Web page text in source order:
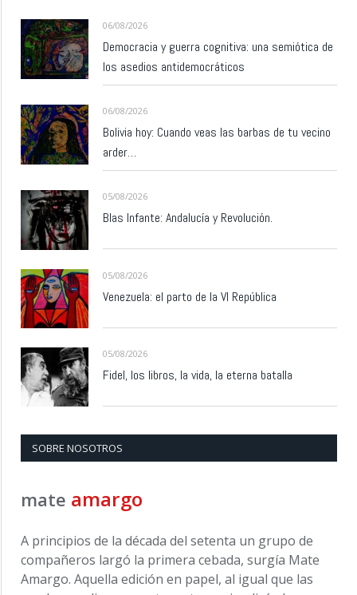
06/08/2026
Democracia y guerra cognitiva: una semiótica de
los asedios antidemocráticos
06/08/2026
Bolivia hoy: Cuando veas las barbas de tu vecino
arder…
05/08/2026
Blas Infante: Andalucía y Revolución.
05/08/2026
Venezuela: el parto de la VI República
05/08/2026
Fidel, los libros, la vida, la eterna batalla
SOBRE NOSOTROS
mate amargo
A principios de la década del setenta un grupo de
compañeros largó la primera cebada, surgía Mate
Amargo. Aquella edición en papel, al igual que las